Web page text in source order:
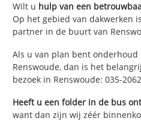
Wilt u hulp van een
Op het gebied van dakwerken
partner in de buurt van
Als u van plan bent
Renswoude, dan is het
bezoek in Renswoude: 035-
Heeft u een folder in de bus
want dan zijn wij zéér